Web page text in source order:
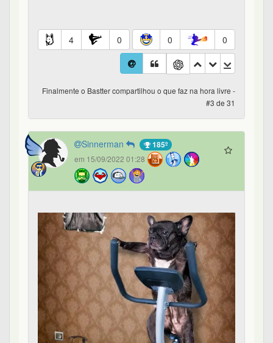
4 0 0 0
Finalmente o Bastter compartilhou o que faz na hora livre -
#3 de 31
Sinnerman 185º
em 15/09/2022 01:28